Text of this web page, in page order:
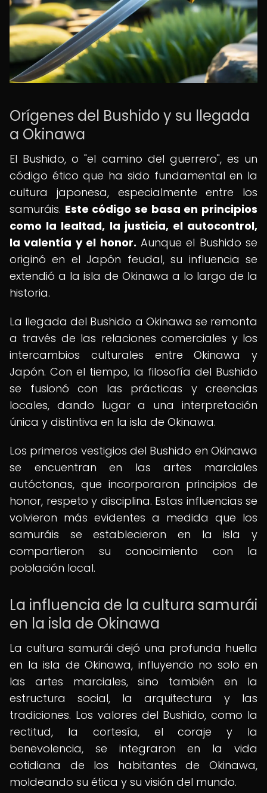
Orígenes del Bushido y su llegada
a Okinawa
El Bushido, o "el camino del guerrero", es un
código ético que ha sido fundamental en la
cultura japonesa, especialmente entre los
samuráis. Este código se basa en principios
como la lealtad, la justicia, el autocontrol,
la valentía y el honor. Aunque el Bushido se
originó en el Japón feudal, su influencia se
extendió a la isla de Okinawa a lo largo de la
historia.
La llegada del Bushido a Okinawa se remonta
a través de las relaciones comerciales y los
intercambios culturales entre Okinawa y
Japón. Con el tiempo, la filosofía del Bushido
se fusionó con las prácticas y creencias
locales, dando lugar a una interpretación
única y distintiva en la isla de Okinawa.
Los primeros vestigios del Bushido en Okinawa
se encuentran en las artes marciales
autóctonas, que incorporaron principios de
honor, respeto y disciplina. Estas influencias se
volvieron más evidentes a medida que los
samuráis se establecieron en la isla y
compartieron su conocimiento con la
población local.
La influencia de la cultura samurái
en la isla de Okinawa
La cultura samurái dejó una profunda huella
en la isla de Okinawa, influyendo no solo en
las artes marciales, sino también en la
estructura social, la arquitectura y las
tradiciones. Los valores del Bushido, como la
rectitud, la cortesía, el coraje y la
benevolencia, se integraron en la vida
cotidiana de los habitantes de Okinawa,
moldeando su ética y su visión del mundo.